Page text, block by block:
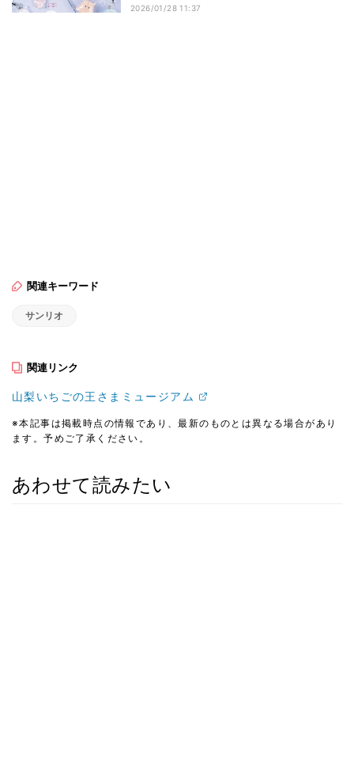
2026/01/28 11:37
関連キーワード
サンリオ
関連リンク
山梨いちごの王さまミュージアム
※本記事は掲載時点の情報であり、最新のものとは異なる場合があり
ます。予めご了承ください。
あわせて読みたい